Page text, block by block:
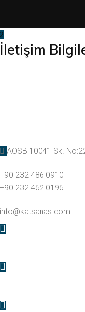
İletişim
AOSB 10041 Sk.
+90 232 486 0910
+90 232 462 0196
info@katsanas.com